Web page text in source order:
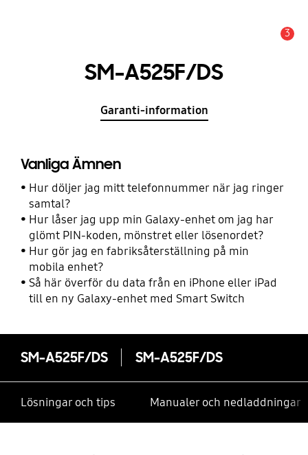
3
SM-A525F/DS
Garanti-information
Vanliga Ämnen
Hur döljer jag mitt telefonnummer när jag ringer
samtal?
Hur låser jag upp min Galaxy-enhet om jag har
glömt PIN-koden, mönstret eller lösenordet?
Hur gör jag en fabriksåterställning på min
mobila enhet?
Så här överför du data från en iPhone eller iPad
till en ny Galaxy-enhet med Smart Switch
SM-A525F/DS SM-A525F/DS
Lösningar och tips Manualer och nedladdningar